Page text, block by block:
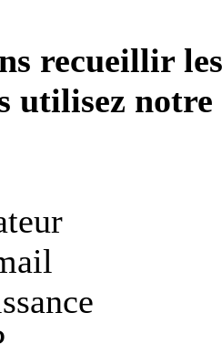
recueillir
utilisez notre